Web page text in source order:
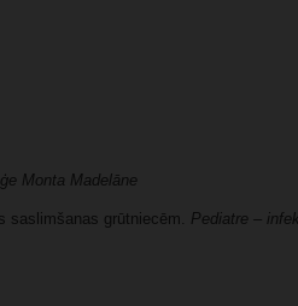
Monta Madelāne
saslimšanas grūtniecēm. Pediatre –